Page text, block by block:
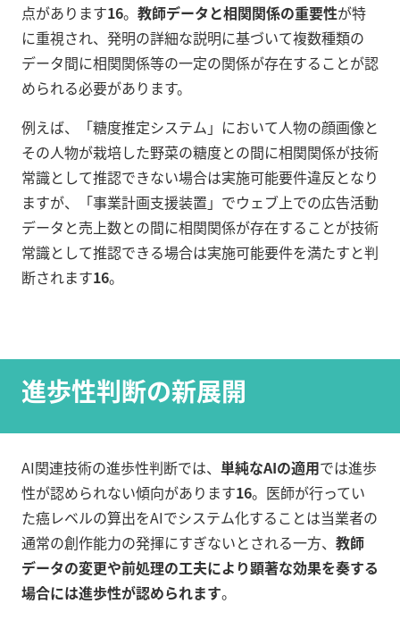
点があります16。 教師データと相関関係の重要性が特
に重視され、発明の詳細な説明に基づいて複数種類の
データ間に相関関係等の一定の関係が存在することが認
められる必要があります。
例えば、「糖度推定システム」において人物の顔画像と
その人物が栽培した野菜の糖度との間に相関関係が技術
常識として推認できない場合は実施可能要件違反となり
ますが、「事業計画支援装置」でウェブ上での広告活動
データと売上数との間に相関関係が存在することが技術
常識として推認できる場合は実施可能要件を満たすと判
断されます16。
進歩性判断の新展開
AI関連技術の進歩性判断では、 単純なAIの適用では進歩
性が認められない傾向があります16。医師が行ってい
た癌レベルの算出をAIでシステム化することは当業者の
通常の創作能力の発揮にすぎないとされる一方、 教師
データの変更や前処理の工夫により顕著な効果を奏する
場合には進歩性が認められます。